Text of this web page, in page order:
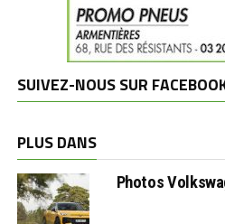
SUIVEZ-NOUS SUR
PLUS DANS
Photos